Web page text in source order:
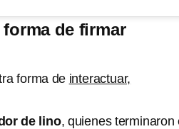
de firmar
forma de interactuar,
de lino, quienes terminaron